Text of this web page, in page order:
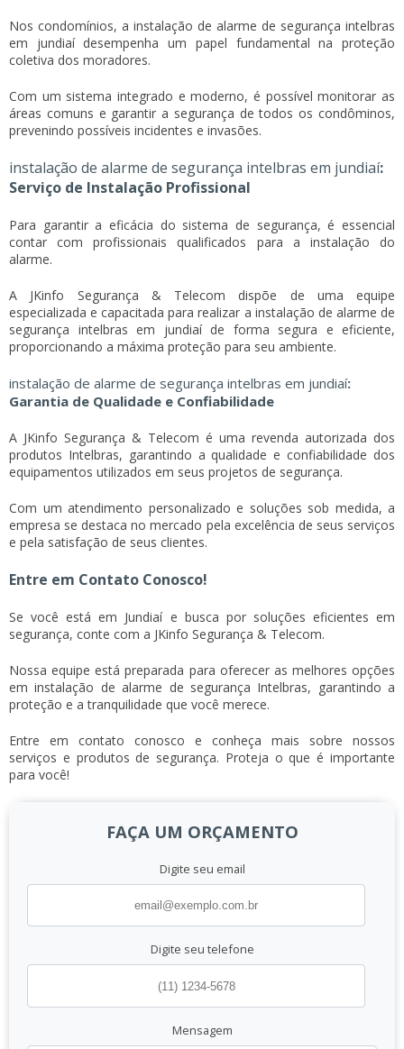
Nos condomínios, a instalação de alarme de segurança intelbras
em jundiaídesempenha um papel fundamental na proteção
coletiva dos moradores.
Com um sistema integrado e moderno, é possível monitorar as
áreas comuns e garantir a segurança de todos os condôminos,
prevenindo possíveis incidentes e invasões.
instalação de alarme de segurança intelbras em jundiaí:
Serviço de Instalação Profissional
Para garantir a eficácia do sistema de segurança, é essencial
contar com profissionais qualificados para a instalação do
alarme.
A JKinfo Segurança & Telecom dispõe de uma equipe
especializada e capacitada para realizar a instalação de alarme de
segurança intelbras em jundiaíde forma segura e eficiente,
proporcionando a máxima proteção para seu ambiente.
instalação de alarme de segurança intelbras em jundiaí:
Garantia de Qualidade e Confiabilidade
A JKinfo Segurança & Telecom é uma revenda autorizada dos
produtos Intelbras, garantindo a qualidade e confiabilidade dos
equipamentos utilizados em seus projetos de segurança.
Com um atendimento personalizado e soluções sob medida, a
empresa se destaca no mercado pela excelência de seus serviços
e pela satisfação de seus clientes.
Entre em Contato Conosco!
Se você está em Jundiaí e busca por soluções eficientes em
segurança, conte com a JKinfo Segurança & Telecom.
Nossa equipe está preparada para oferecer as melhores opções
em instalação de alarme de segurança Intelbras, garantindo a
proteção e a tranquilidade que você merece.
Entre em contato conosco e conheça mais sobre nossos
serviços e produtos de segurança. Proteja o que é importante
para você!
FAÇA UM ORÇAMENTO
Digite seu email
Digite seu telefone
Mensagem